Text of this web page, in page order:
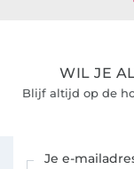
WIL JE
Blijf altijd op de
Je e-